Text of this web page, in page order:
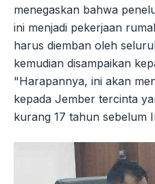
menegaskan bahwa
ini menjadi pekerjaan
harus diemban oleh
kemudian disampaikan
"Harapannya, ini akan
kepada Jember tercinta
kurang 17 tahun sebelum